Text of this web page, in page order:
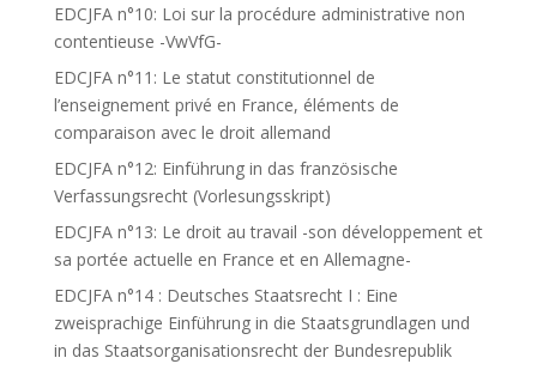
EDCJFA n°10: Loi sur la procédure administrative non
contentieuse -VwVfG-
EDCJFA n°11: Le statut constitutionnel de
l’enseignement privé en France, éléments de
comparaison avec le droit allemand
EDCJFA n°12: Einführung in das französische
Verfassungsrecht (Vorlesungsskript)
EDCJFA n°13: Le droit au travail -son développement et
sa portée actuelle en France et en Allemagne-
EDCJFA n°14 : Deutsches Staatsrecht I : Eine
zweisprachige Einführung in die Staatsgrundlagen und
in das Staatsorganisationsrecht der Bundesrepublik